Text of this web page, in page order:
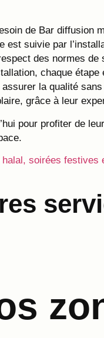
de Bar diffusion
suivie par
des normes
chaque
la qualité
grâce à leur
pour profiter de
soirées festives